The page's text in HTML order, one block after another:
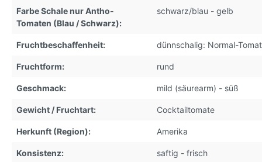
Farbe Schale nur Antho-
Tomaten (Blau / Schwarz):
schwarz/blau - gelb
Fruchtbeschaffenheit: dünnschalig: Normal-
Fruchtform: rund
Geschmack: mild (säurearm) - süß
Gewicht / Fruchtart: Cocktailtomate
Herkunft (Region): Amerika
Konsistenz: saftig - frisch